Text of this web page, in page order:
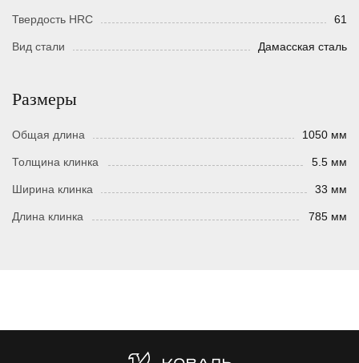
Твердость HRC 61
Вид стали Дамасская сталь
Размеры
Общая длина 1050 мм
Толщина клинка 5.5 мм
Ширина клинка 33 мм
Длина клинка 785 мм